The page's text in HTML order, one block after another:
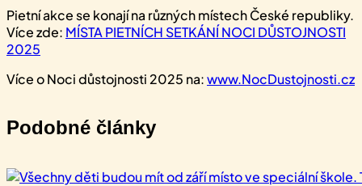
Pietní akce se konají na různých místech České republiky.
Více zde: MÍSTA PIETNÍCH SETKÁNÍ NOCI DŮSTOJNOSTI
2025
Více o Noci důstojnosti 2025 na:www.NocDustojnosti.cz
Podobné články